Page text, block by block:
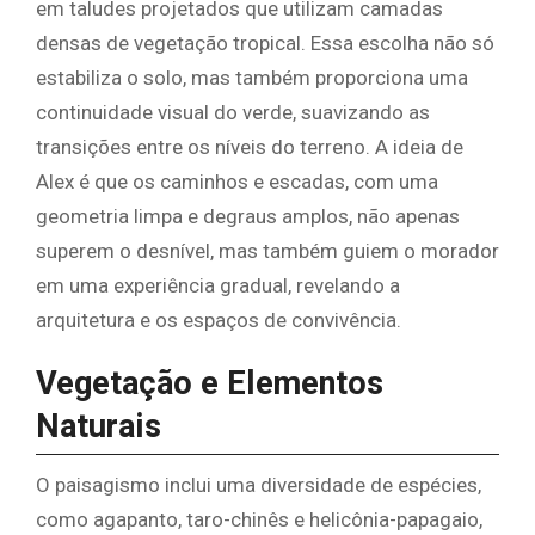
em taludes projetados que utilizam camadas
densas de vegetação tropical. Essa escolha não só
estabiliza o solo, mas também proporciona uma
continuidade visual do verde, suavizando as
transições entre os níveis do terreno. A ideia de
Alex é que os caminhos e escadas, com uma
geometria limpa e degraus amplos, não apenas
superem o desnível, mas também guiem o morador
em uma experiência gradual, revelando a
arquitetura e os espaços de convivência.
Vegetação e Elementos
Naturais
O paisagismo inclui uma diversidade de espécies,
como agapanto, taro-chinês e helicônia-papagaio,